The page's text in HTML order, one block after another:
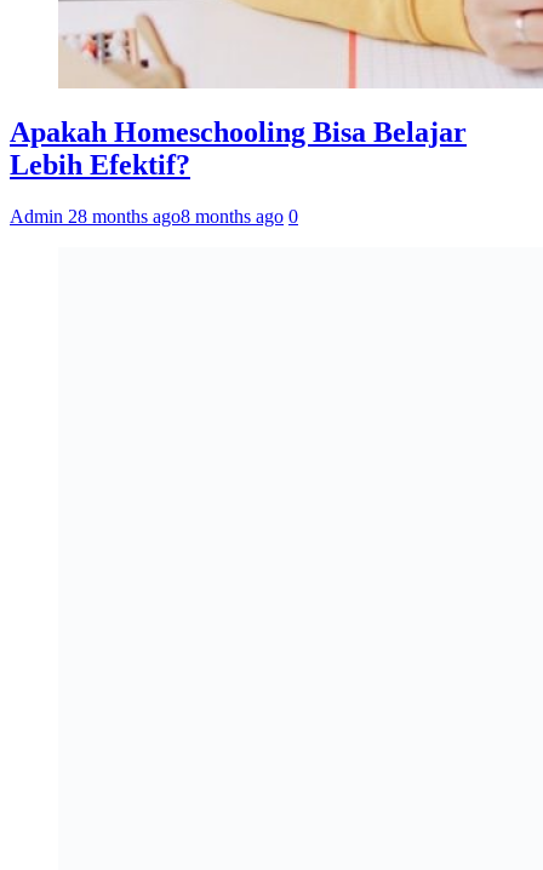
Apakah Homeschooling Bisa Belajar
Lebih Efektif?
Admin 28 months ago8 months ago 0